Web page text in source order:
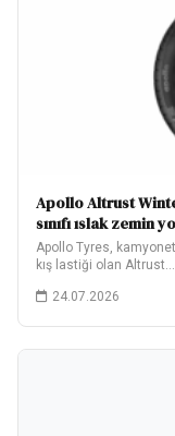
Apollo Altrust
sınıfı ıslak zemin
Apollo Tyres,
kış lastiği olan Altrust…
24.07.2026